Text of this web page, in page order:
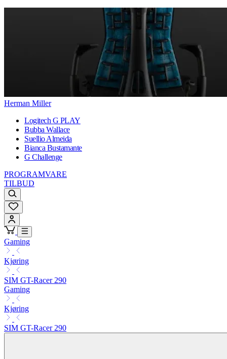
Herman Miller
Logitech G PLAY
Bubba Wallace
Suellio Almeida
Bianca Bustamante
G Challenge
PROGRAMVARE
TILBUD
Gaming
Kjøring
SIM GT-Racer 290
Gaming
Kjøring
SIM GT-Racer 290